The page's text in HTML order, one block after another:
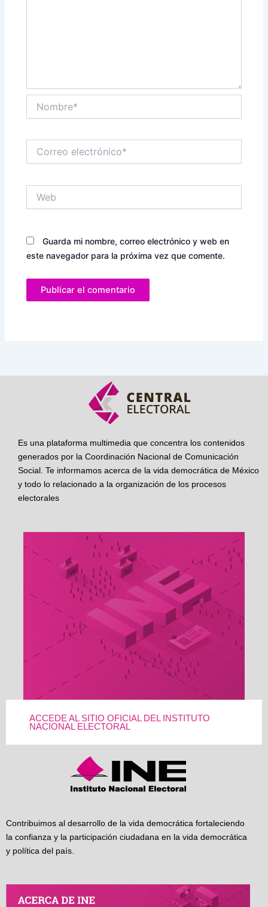
electrónico*
Guarda mi nombre, correo electrónico y web en
este navegador para la próxima vez que comente.
Es una plataforma multimedia que concentra los contenidos
generados por la Coordinación Nacional de Comunicación
Social. Te informamos acerca de la vida democrática de México
y todo lo relacionado a la organización de los procesos
electorales
ACCEDE AL SITIO OFICIAL DEL INSTITUTO
NACIONAL ELECTORAL
Contribuimos al desarrollo de la vida democrática fortaleciendo
la confianza y la participación ciudadana en la vida democrática
y política del país.